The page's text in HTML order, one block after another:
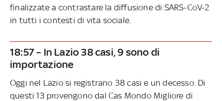
finalizzate a contrastare la diffusione di SARS-CoV-2
in tutti i contesti di vita sociale.
18:57 – In Lazio 38 casi, 9 sono di
importazione
Oggi nel Lazio si registrano 38 casi e un decesso. Di
questi 13 provengono dal Cas Mondo Migliore di